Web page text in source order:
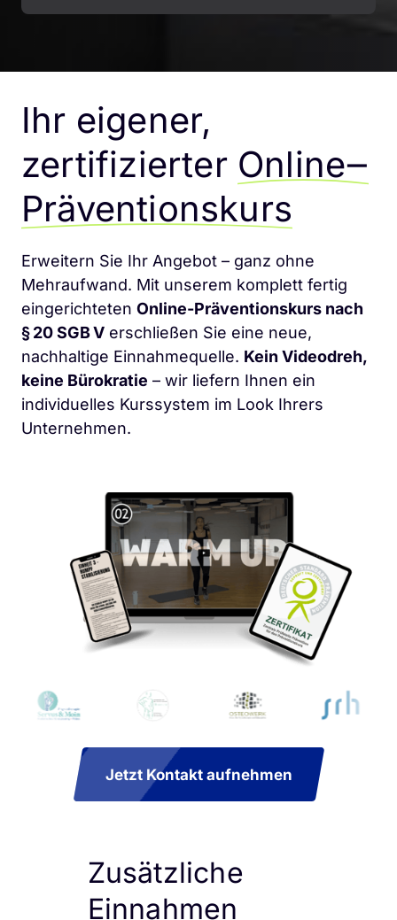
Ihr eigener,
zertifizierter Online‒
Präventionskurs
Erweitern Sie Ihr Angebot – ganz ohne
Mehraufwand. Mit unserem komplett fertig
eingerichteten Online-Präventionskurs nach
§ 20 SGB V erschließen Sie eine neue,
nachhaltige Einnahmequelle. Kein Videodreh,
keine Bürokratie – wir liefern Ihnen ein
individuelles Kurssystem im Look Ihrers
Unternehmen.
Jetzt Kontakt aufnehmen
Zusätzliche
Einnahmen